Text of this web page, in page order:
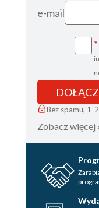
e-mail
*
Bez spamu, 1-
Zobacz więcej